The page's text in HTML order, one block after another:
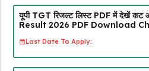
यूपी TGT रिजल्ट लिस्ट PDF में देखें कट
Result 2026 PDF Download
Last Date To Apply: